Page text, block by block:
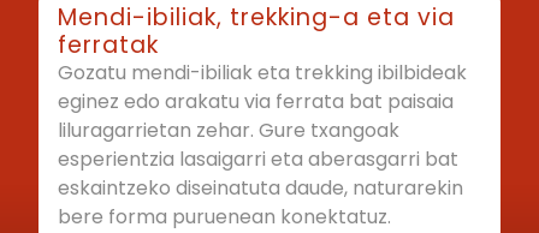
Mendi-ibiliak, trekking-a eta via
ferratak
Gozatu mendi-ibiliak eta trekking ibilbideak
eginez edo arakatu via ferrata bat paisaia
liluragarrietan zehar. Gure txangoak
esperientzia lasaigarri eta aberasgarri bat
eskaintzeko diseinatuta daude, naturarekin
bere forma puruenean konektatuz.